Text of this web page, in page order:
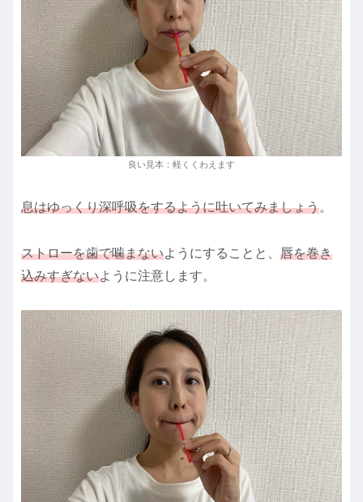
良い見本：軽くくわえます
息はゆっくり深呼吸をするように吐いてみましょう。
ストローを歯で噛まないようにすることと、 唇を巻き
込みすぎないように注意します。